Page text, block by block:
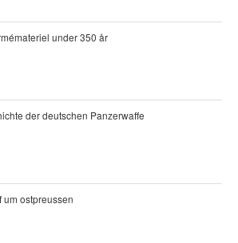
under 350 år
der deutschen Panzerwaffe
um ostpreussen